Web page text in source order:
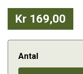
Kr 169,00
Antal